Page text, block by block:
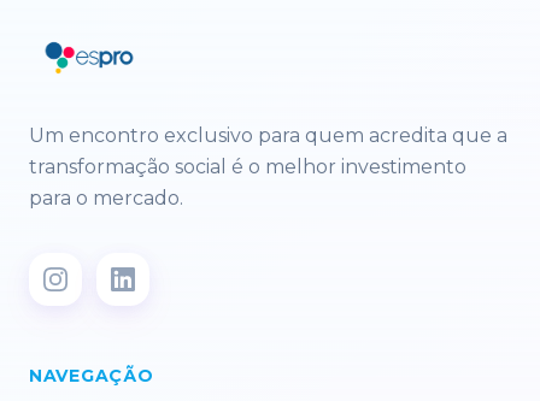
Um encontro exclusivo para quem acredita que a
transformação social é o melhor investimento
para o mercado.
NAVEGAÇÃO